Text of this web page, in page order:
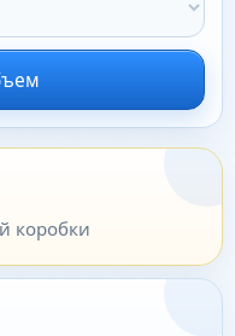
коробки